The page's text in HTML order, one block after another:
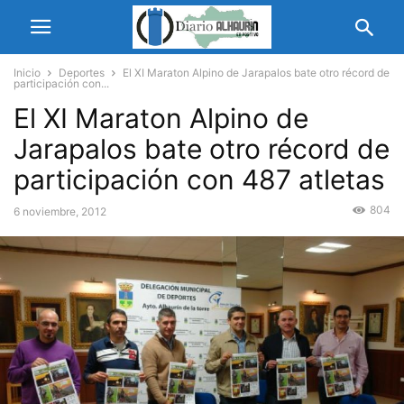
Inicio Deportes
El XI Maraton Alpino de Jarapalos bate otro récord de
participación con...
El XI Maraton Alpino de
Jarapalos bate otro récord de
participación con 487 atletas
6 noviembre, 2012 804